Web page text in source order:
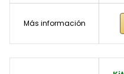
Más información